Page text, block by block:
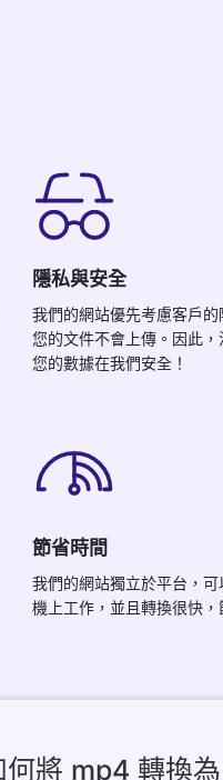
隱私與安全
我們的網站優先考慮客戶
您的文件不會上傳。因此
您的數據在我們安全！
節省時間
我們的網站獨立於平台，
機上工作，並且轉換很快，
何將 mp4 轉換